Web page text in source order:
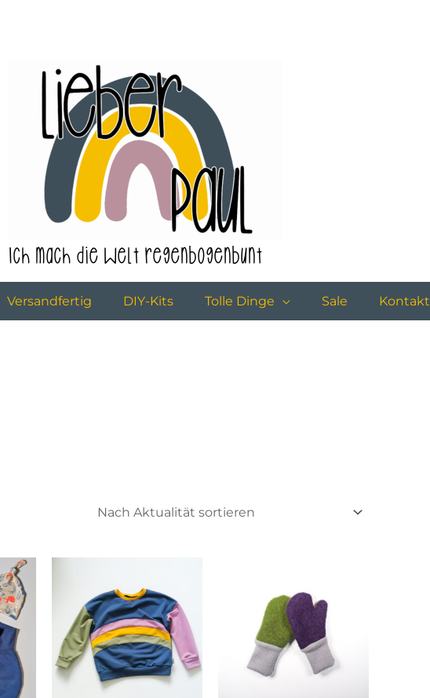
Ich mach die Welt regenbogenbunt
Versandfertig DIY-Kits Tolle Dinge Sale Kontakt